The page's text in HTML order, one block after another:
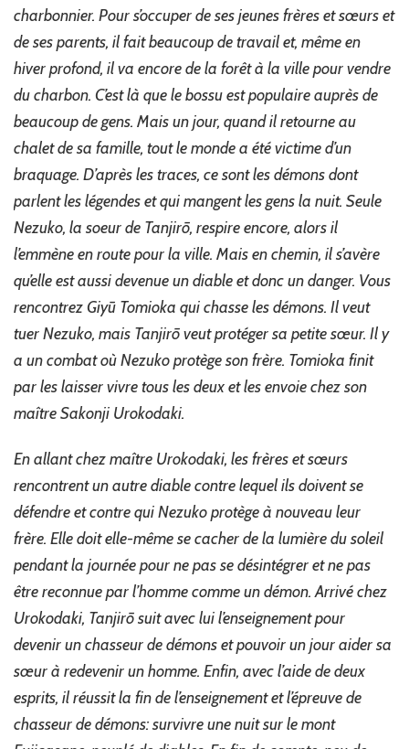
1
8
(Manga)
charbonnier. Pour s’occuper de ses jeunes frères et sœurs et
de ses parents, il fait beaucoup de travail et, même en
hiver profond, il va encore de la forêt à la ville pour vendre
du charbon. C’est là que le bossu est populaire auprès de
beaucoup de gens. Mais un jour, quand il retourne au
chalet de sa famille, tout le monde a été victime d’un
braquage. D’après les traces, ce sont les démons dont
parlent les légendes et qui mangent les gens la nuit. Seule
Nezuko, la soeur de Tanjirō, respire encore, alors il
l’emmène en route pour la ville. Mais en chemin, il s’avère
qu’elle est aussi devenue un diable et donc un danger. Vous
rencontrez Giyū Tomioka qui chasse les démons. Il veut
tuer Nezuko, mais Tanjirō veut protéger sa petite sœur. Il y
a un combat où Nezuko protège son frère. Tomioka finit
par les laisser vivre tous les deux et les envoie chez son
maître Sakonji Urokodaki.
En allant chez maître Urokodaki, les frères et sœurs
rencontrent un autre diable contre lequel ils doivent se
défendre et contre qui Nezuko protège à nouveau leur
frère. Elle doit elle-même se cacher de la lumière du soleil
pendant la journée pour ne pas se désintégrer et ne pas
être reconnue par l’homme comme un démon. Arrivé chez
Urokodaki, Tanjirō suit avec lui l’enseignement pour
devenir un chasseur de démons et pouvoir un jour aider sa
sœur à redevenir un homme. Enfin, avec l’aide de deux
esprits, il réussit la fin de l’enseignement et l’épreuve de
chasseur de démons: survivre une nuit sur le mont